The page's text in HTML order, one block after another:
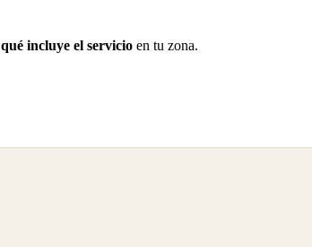
qué incluye el servicio en tu zona.